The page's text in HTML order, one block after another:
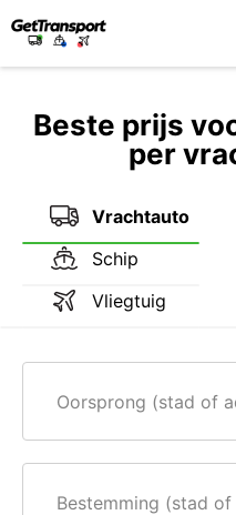
Beste prijs
per
Vrachtauto
Schip
Vliegtuig
Oorsprong (stad of
Bestemming (stad of